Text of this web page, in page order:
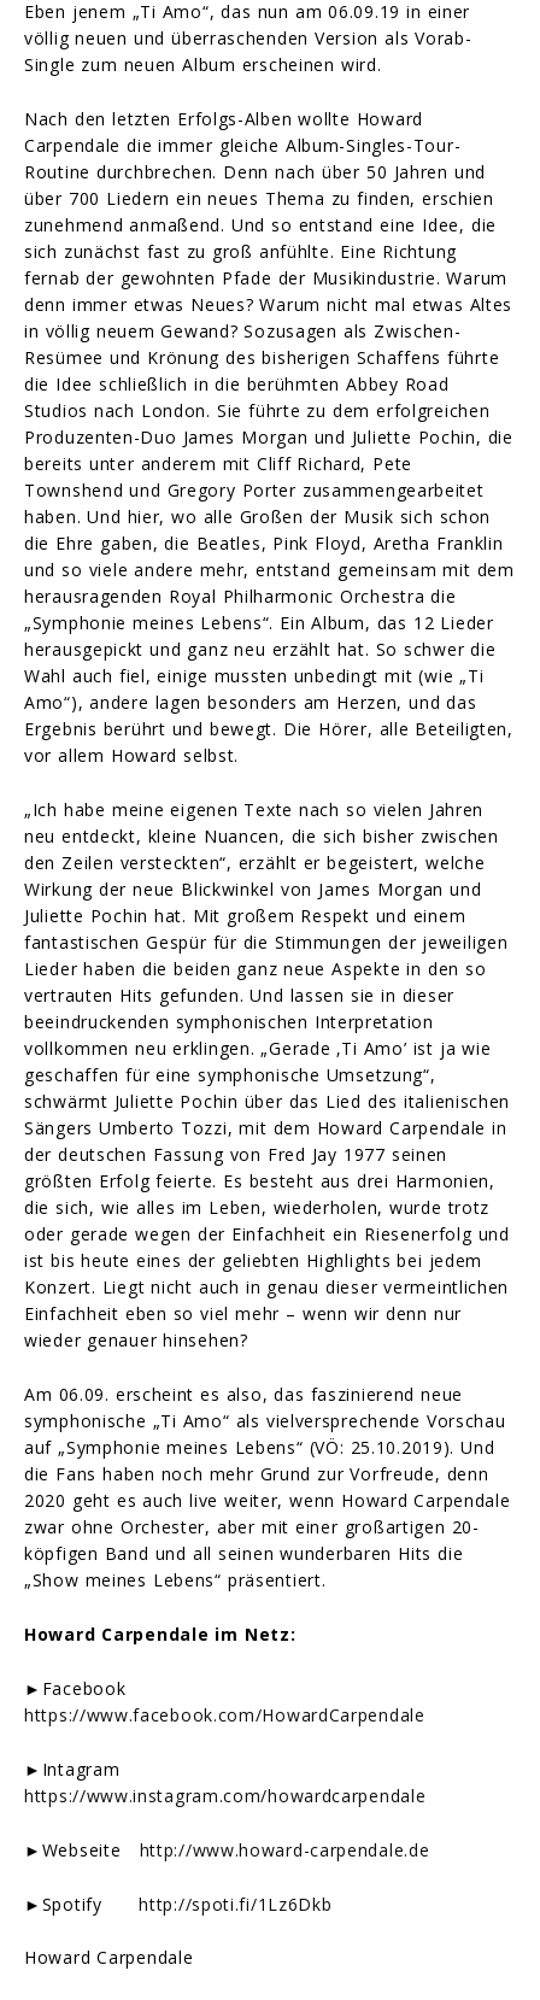
Eben jenem „Ti Amo“, das nun am 06.09.19 in einer
völlig neuen und überraschenden Version als Vorab-
Single zum neuen Album erscheinen wird.
Nach den letzten Erfolgs-Alben wollte Howard
Carpendale die immer gleiche Album-Singles-Tour-
Routine durchbrechen. Denn nach über 50 Jahren und
über 700 Liedern ein neues Thema zu finden, erschien
zunehmend anmaßend. Und so entstand eine Idee, die
sich zunächst fast zu groß anfühlte. Eine Richtung
fernab der gewohnten Pfade der Musikindustrie. Warum
denn immer etwas Neues? Warum nicht mal etwas Altes
in völlig neuem Gewand? Sozusagen als Zwischen-
Resümee und Krönung des bisherigen Schaffens führte
die Idee schließlich in die berühmten Abbey Road
Studios nach London. Sie führte zu dem erfolgreichen
Produzenten-Duo James Morgan und Juliette Pochin, die
bereits unter anderem mit Cliff Richard, Pete
Townshend und Gregory Porter zusammengearbeitet
haben. Und hier, wo alle Großen der Musik sich schon
die Ehre gaben, die Beatles, Pink Floyd, Aretha Franklin
und so viele andere mehr, entstand gemeinsam mit dem
herausragenden Royal Philharmonic Orchestra die
„Symphonie meines Lebens“. Ein Album, das 12 Lieder
herausgepickt und ganz neu erzählt hat. So schwer die
Wahl auch fiel, einige mussten unbedingt mit (wie „Ti
Amo“), andere lagen besonders am Herzen, und das
Ergebnis berührt und bewegt. Die Hörer, alle Beteiligten,
vor allem Howard selbst.
„Ich habe meine eigenen Texte nach so vielen Jahren
neu entdeckt, kleine Nuancen, die sich bisher zwischen
den Zeilen versteckten“, erzählt er begeistert, welche
Wirkung der neue Blickwinkel von James Morgan und
Juliette Pochin hat. Mit großem Respekt und einem
fantastischen Gespür für die Stimmungen der jeweiligen
Lieder haben die beiden ganz neue Aspekte in den so
vertrauten Hits gefunden. Und lassen sie in dieser
beeindruckenden symphonischen Interpretation
vollkommen neu erklingen. „Gerade ‚Ti Amo’ ist ja wie
geschaffen für eine symphonische Umsetzung“,
schwärmt Juliette Pochin über das Lied des italienischen
Sängers Umberto Tozzi, mit dem Howard Carpendale in
der deutschen Fassung von Fred Jay 1977 seinen
größten Erfolg feierte. Es besteht aus drei Harmonien,
die sich, wie alles im Leben, wiederholen, wurde trotz
oder gerade wegen der Einfachheit ein Riesenerfolg und
ist bis heute eines der geliebten Highlights bei jedem
Konzert. Liegt nicht auch in genau dieser vermeintlichen
Einfachheit eben so viel mehr – wenn wir denn nur
wieder genauer hinsehen?
Am 06.09. erscheint es also, das faszinierend neue
symphonische „Ti Amo“ als vielversprechende Vorschau
auf „Symphonie meines Lebens“ (VÖ: 25.10.2019). Und
die Fans haben noch mehr Grund zur Vorfreude, denn
2020 geht es auch live weiter, wenn Howard Carpendale
zwar ohne Orchester, aber mit einer großartigen 20-
köpfigen Band und all seinen wunderbaren Hits die
„Show meines Lebens“ präsentiert.
Howard Carpendale im Netz:
►Facebook
https://www.facebook.com/HowardCarpendale
►Intagram
https://www.instagram.com/howardcarpendale
►Webseite http://www.howard-carpendale.de
►Spotifyhttp://spoti.fi/1Lz6Dkb
Howard Carpendale